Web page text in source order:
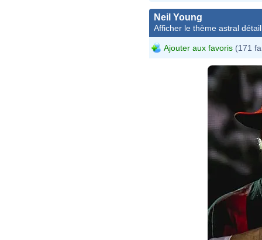
Neil Young
Afficher le thème astral
Ajouter aux favoris (171